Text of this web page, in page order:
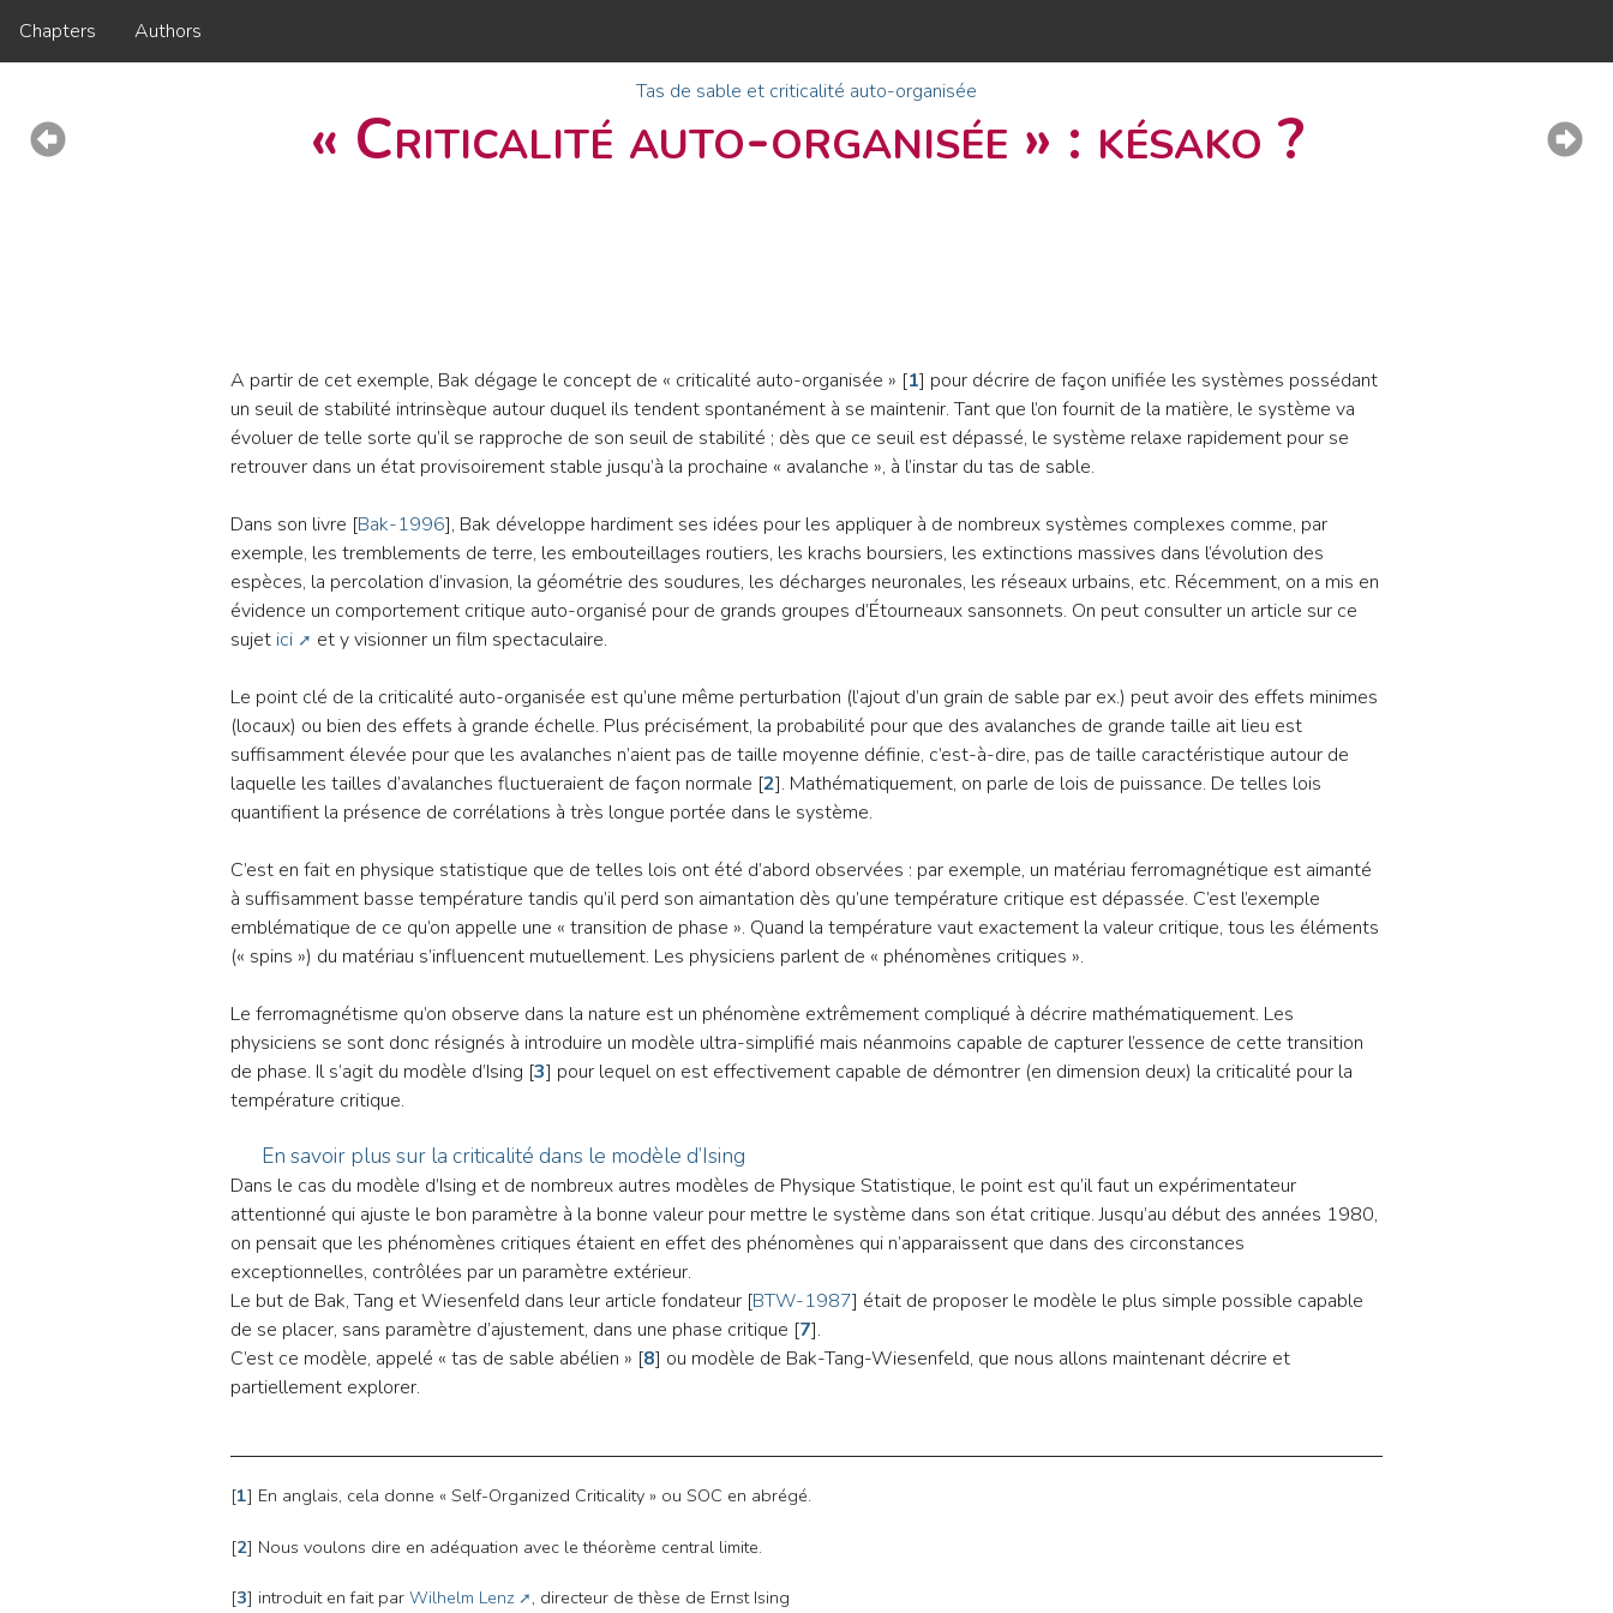
Chapters Authors
Tas de sable et criticalité auto-organisée
« Criticalité auto-organisée » : késako ?
A partir de cet exemple, Bak dégage le concept de « criticalité auto-organisée » [1] pour décrire de façon unifiée les systèmes possédant
un seuil de stabilité intrinsèque autour duquel ils tendent spontanément à se maintenir. Tant que l’on fournit de la matière, le système va
évoluer de telle sorte qu’il se rapproche de son seuil de stabilité ; dès que ce seuil est dépassé, le système relaxe rapidement pour se
retrouver dans un état provisoirement stable jusqu’à la prochaine « avalanche », à l’instar du tas de sable.
Dans son livre [Bak-1996], Bak développe hardiment ses idées pour les appliquer à de nombreux systèmes complexes comme, par
exemple, les tremblements de terre, les embouteillages routiers, les krachs boursiers, les extinctions massives dans l’évolution des
espèces, la percolation d’invasion, la géométrie des soudures, les décharges neuronales, les réseaux urbains, etc. Récemment, on a mis en
évidence un comportement critique auto-organisé pour de grands groupes d’Étourneaux sansonnets. On peut consulter un article sur ce
sujet ici et y visionner un film spectaculaire.
Le point clé de la criticalité auto-organisée est qu’une même perturbation (l’ajout d’un grain de sable par ex.) peut avoir des effets minimes
(locaux) ou bien des effets à grande échelle. Plus précisément, la probabilité pour que des avalanches de grande taille ait lieu est
suffisamment élevée pour que les avalanches n’aient pas de taille moyenne définie, c’est-à-dire, pas de taille caractéristique autour de
laquelle les tailles d’avalanches fluctueraient de façon normale [2]. Mathématiquement, on parle de lois de puissance. De telles lois
quantifient la présence de corrélations à très longue portée dans le système.
C’est en fait en physique statistique que de telles lois ont été d’abord observées : par exemple, un matériau ferromagnétique est aimanté
à suffisamment basse température tandis qu’il perd son aimantation dès qu’une température critique est dépassée. C’est l’exemple
emblématique de ce qu’on appelle une « transition de phase ». Quand la température vaut exactement la valeur critique, tous les éléments
(« spins ») du matériau s’influencent mutuellement. Les physiciens parlent de « phénomènes critiques ».
Le ferromagnétisme qu’on observe dans la nature est un phénomène extrêmement compliqué à décrire mathématiquement. Les
physiciens se sont donc résignés à introduire un modèle ultra-simplifié mais néanmoins capable de capturer l’essence de cette transition
de phase. Il s’agit du modèle d’Ising [3] pour lequel on est effectivement capable de démontrer (en dimension deux) la criticalité pour la
température critique.
En savoir plus sur la criticalité dans le modèle d’Ising
Dans le cas du modèle d’Ising et de nombreux autres modèles de Physique Statistique, le point est qu’il faut un expérimentateur
attentionné qui ajuste le bon paramètre à la bonne valeur pour mettre le système dans son état critique. Jusqu’au début des années 1980,
on pensait que les phénomènes critiques étaient en effet des phénomènes qui n’apparaissent que dans des circonstances
exceptionnelles, contrôlées par un paramètre extérieur.
Le but de Bak, Tang et Wiesenfeld dans leur article fondateur [BTW-1987] était de proposer le modèle le plus simple possible capable
de se placer, sans paramètre d’ajustement, dans une phase critique [7].
C’est ce modèle, appelé « tas de sable abélien » [8] ou modèle de Bak-Tang-Wiesenfeld, que nous allons maintenant décrire et
partiellement explorer.
[1] En anglais, cela donne « Self-Organized Criticality » ou SOC en abrégé.
[2] Nous voulons dire en adéquation avec le théorème central limite.
[3] introduit en fait par Wilhelm Lenz , directeur de thèse de Ernst Ising